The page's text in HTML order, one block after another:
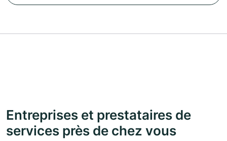
Entreprises et prestataires de
services près de chez vous